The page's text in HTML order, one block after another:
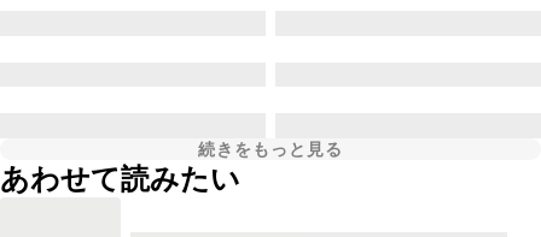
続きをもっと見る
あわせて読みたい